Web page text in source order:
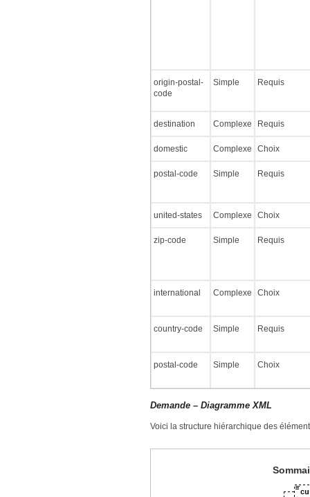
origin-postal-
code
Simple Requis
destination Complexe Requis
domestic Complexe Choix
postal-code Simple Requis
united-states Complexe Choix
zip-code Simple Requis
international Complexe Choix
country-code Simple Requis
postal-code Simple Choix
Demande – Diagramme XML
Voici la structure hiérarchique des